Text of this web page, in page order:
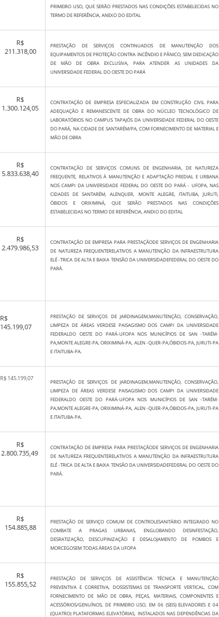
PRIMEIRO USO, QUE SERÃO PRESTADOS NAS CONDIÇÕES ESTABELECIDAS NO
TERMO DE REFERÊNCIA, ANEXO DO EDITAL
R$
211.318,00
PRESTAÇÃO DE SERVIÇOS CONTINUADOS DE MANUTENÇÃO DOS
EQUIPAMENTOS DE PROTEÇÃO CONTRA INCÊNDIO E PÂNICO, SEM DEDICAÇÃO
DE MÃO DE OBRA EXCLUSIVA, PARA ATENDER AS UNIDADES DA
UNIVERSIDADE FEDERAL DO OESTE DO PARÁ
R$
1.300.124,05
CONTRATAÇÃO DE EMPRESA ESPECIALIZADA EM CONSTRUÇÃO CIVIL PARA
ADEQUAÇÃO E REMANESCENTE DE OBRA DO NÚCLEO TECNOLÓGICO DE
LABORATÓRIOS NO CAMPUS TAPAJÓS DA UNIVERSIDADE FEDERAL DO OESTE
DO PARÁ, NA CIDADE DE SANTARÉM/PA, COM FORNECIMENTO DE MATERIAL E
MÃO DE OBRA
R$
5.833.638,40
CONTRATAÇÃO DE SERVIÇOS COMUNS DE ENGENHARIA, DE NATUREZA
FREQUENTE, RELATIVOS À MANUTENÇÃO E ADAPTAÇÃO PREDIAL E URBANA
NOS CAMPI DA UNIVERSIDADE FEDERAL DO OESTE DO PARÁ - UFOPA, NAS
CIDADES DE SANTARÉM, ALENQUER, MONTE ALEGRE, ITAITUBA, JURUTI,
ÓBIDOS E ORIXIMINÁ, QUE SERÃO PRESTADOS NAS CONDIÇÕES
ESTABELECIDAS NO TERMO DE REFERÊNCIA, ANEXO DO EDITAL
R$
2.479.986,53
CONTRATAÇÃO DE EMPRESA PARA PRESTAÇÃODE SERVIÇOS DE ENGENHARIA
DE NATUREZA FREQUENTERELATIVOS A MANUTENÇÃO DA INFRAESTRUTURA
ELÉ -TRICA DE ALTA E BAIXA TENSÃO DA UNIVERSIDADEFEDERAL DO OESTE DO
PARÁ.
R$
145.199,07
PRESTAÇÃO DE SERVIÇOS DE JARDINAGEM,MANUTENÇÃO, CONSERVAÇÃO,
LIMPEZA DE ÁREAS VERDESE PAISAGISMO DOS CAMPI DA UNIVERSIDADE
FEDERALDO OESTE DO PARÁ-UFOPA NOS MUNICÍPIOS DE SAN -TARÉM-
PA,MONTE ALEGRE-PA, ORIXIMINÁ-PA, ALEN -QUER-PA,ÓBIDOS-PA, JURUTI-PA
E ITAITUBA-PA.
R$ 145.199,07
PRESTAÇÃO DE SERVIÇOS DE JARDINAGEM,MANUTENÇÃO, CONSERVAÇÃO,
LIMPEZA DE ÁREAS VERDESE PAISAGISMO DOS CAMPI DA UNIVERSIDADE
FEDERALDO OESTE DO PARÁ-UFOPA NOS MUNICÍPIOS DE SAN -TARÉM-
PA,MONTE ALEGRE-PA, ORIXIMINÁ-PA, ALEN -QUER-PA,ÓBIDOS-PA, JURUTI-PA
E ITAITUBA-PA.
R$
2.800.735,49
CONTRATAÇÃO DE EMPRESA PARA PRESTAÇÃODE SERVIÇOS DE ENGENHARIA
DE NATUREZA FREQUENTERELATIVOS A MANUTENÇÃO DA INFRAESTRUTURA
ELÉ -TRICA DE ALTA E BAIXA TENSÃO DA UNIVERSIDADEFEDERAL DO OESTE DO
PARÁ.
R$
154.885,88
PRESTAÇÃO DE SERVIÇO COMUM DE CONTROLESANITÁRIO INTEGRADO NO
COMBATE A PRAGAS URBANAS, ENGLOBANDO DESINFESTAÇÃO,
DESRATIZAÇÃO, DESCUPINIZAÇÃO E DESALOJAMENTO DE POMBOS E
MORCEGOSEM TODAS ÁREAS DA UFOPA
R$
155.855,52
PRESTAÇÃO DE SERVIÇOS DE ASSISTÊNCIA TÉCNICA E MANUTENÇÃO
PREVENTIVA E CORRETIVA, DOSSISTEMAS DE TRANSPORTE VERTICAL, COM
FORNECIMENTO DE MÃO DE OBRA, PEÇAS, MATERIAIS, COMPONENTES E
ACESSÓRIOS/GENUÍNOS, DE PRIMEIRO USO, EM 06 (SEIS) ELEVADORES E 04
(QUATRO) PLATAFORMAS ELEVATÓRIAS, INSTALADOS NAS DEPENDÊNCIAS DA